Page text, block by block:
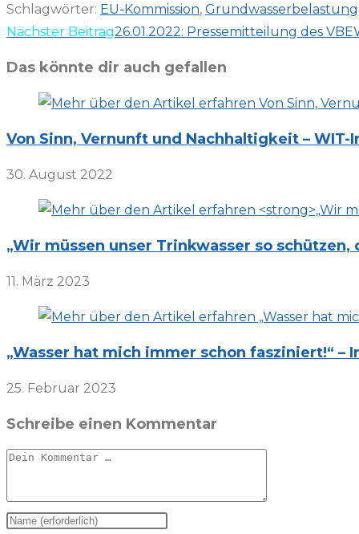
Schlagwörter: EU-Kommission, Grundwasserbelastung
Weitere
ansehen
Nächster Beitrag26.01.2022: Pressemitteilung des
Das könnte dir auch gefallen
Von Sinn, Vernunft und Nachhaltigkeit –
30. August 2022
„Wir müssen unser Trinkwasser so
11. März 2023
„Wasser hat mich immer schon fasziniert!“
25. Februar 2023
Schreibe einen Kommentar
Kommentar
Gib